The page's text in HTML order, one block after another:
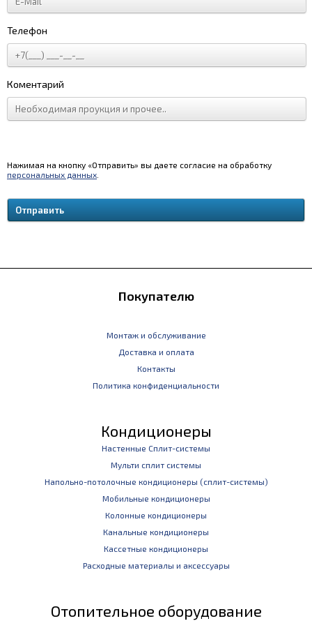
Телефон
Коментарий
Нажимая на кнопку «Отправить» вы даете согласие на обработку
персональных данных
Покупателю
Монтаж и обслуживание
Доставка и оплата
Контакты
Политика конфиденциальности
Кондиционеры
Настенные Сплит-системы
Мульти сплит системы
Напольно-потолочные кондиционеры (сплит-системы)
Мобильные кондиционеры
Колонные кондиционеры
Канальные кондиционеры
Кассетные кондиционеры
Расходные материалы и аксессуары
Отопительное оборудование